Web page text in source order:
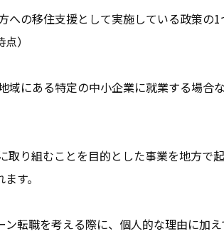
への移住支援として実施している政策の
）
域にある特定の中小企業に就業する場合
取り組むことを目的とした事業を地方で
す。
ン転職を考える際に、個人的な理由に加